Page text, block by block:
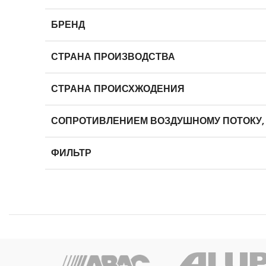
БРЕНД
СТРАНА ПРОИЗВОДСТВА
СТРАНА ПРОИСХЖОДЕНИЯ
СОПРОТИВЛЕНИЕМ ВОЗДУШНОМУ ПОТОКУ,
ФИЛЬТР